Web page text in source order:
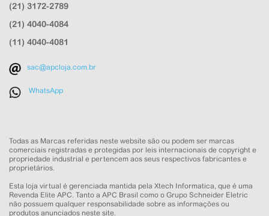
(21) 3172-2789
(21) 4040-4084
(11) 4040-4081
sac@apcloja.com.br
WhatsApp
Todas as Marcas referidas neste website são ou podem ser marcas
comerciais registradas e protegidas por leis internacionais de copyright e
propriedade industrial e pertencem aos seus respectivos fabricantes e
proprietários.
Esta loja virtual é gerenciada mantida pela Xtech Informatica, que é uma
Revenda Elite APC. Tanto a APC Brasil como o Grupo Schneider Eletric
não possuem qualquer responsabilidade sobre as informações ou
produtos anunciados neste site.
EMAIL
WHATSAPP